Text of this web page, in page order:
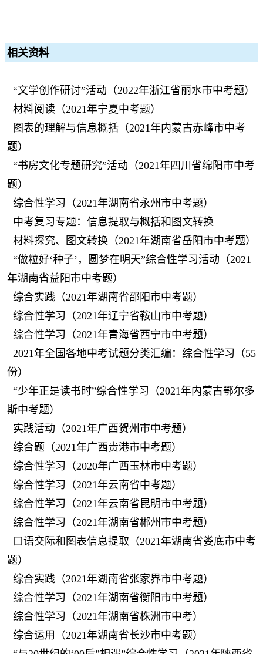
相关资料
“文学创作研讨”活动（2022年浙江省丽水市中考题）
材料阅读（2021年宁夏中考题）
图表的理解与信息概括（2021年内蒙古赤峰市中考
题）
“书房文化专题研究”活动（2021年四川省绵阳市中考
题）
综合性学习（2021年湖南省永州市中考题）
中考复习专题：信息提取与概括和图文转换
材料探究、图文转换（2021年湖南省岳阳市中考题）
“做粒好‘种子’，圆梦在明天”综合性学习活动（2021
年湖南省益阳市中考题）
综合实践（2021年湖南省邵阳市中考题）
综合性学习（2021年辽宁省鞍山市中考题）
综合性学习（2021年青海省西宁市中考题）
2021年全国各地中考试题分类汇编：综合性学习（55
份）
“少年正是读书时”综合性学习（2021年内蒙古鄂尔多
斯中考题）
实践活动（2021年广西贺州市中考题）
综合题（2021年广西贵港市中考题）
综合性学习（2020年广西玉林市中考题）
综合性学习（2021年云南省中考题）
综合性学习（2021年云南省昆明市中考题）
综合性学习（2021年湖南省郴州市中考题）
口语交际和图表信息提取（2021年湖南省娄底市中考
题）
综合实践（2021年湖南省张家界市中考题）
综合性学习（2021年湖南省衡阳市中考题）
综合性学习（2021年湖南省株洲市中考）
综合运用（2021年湖南省长沙市中考题）